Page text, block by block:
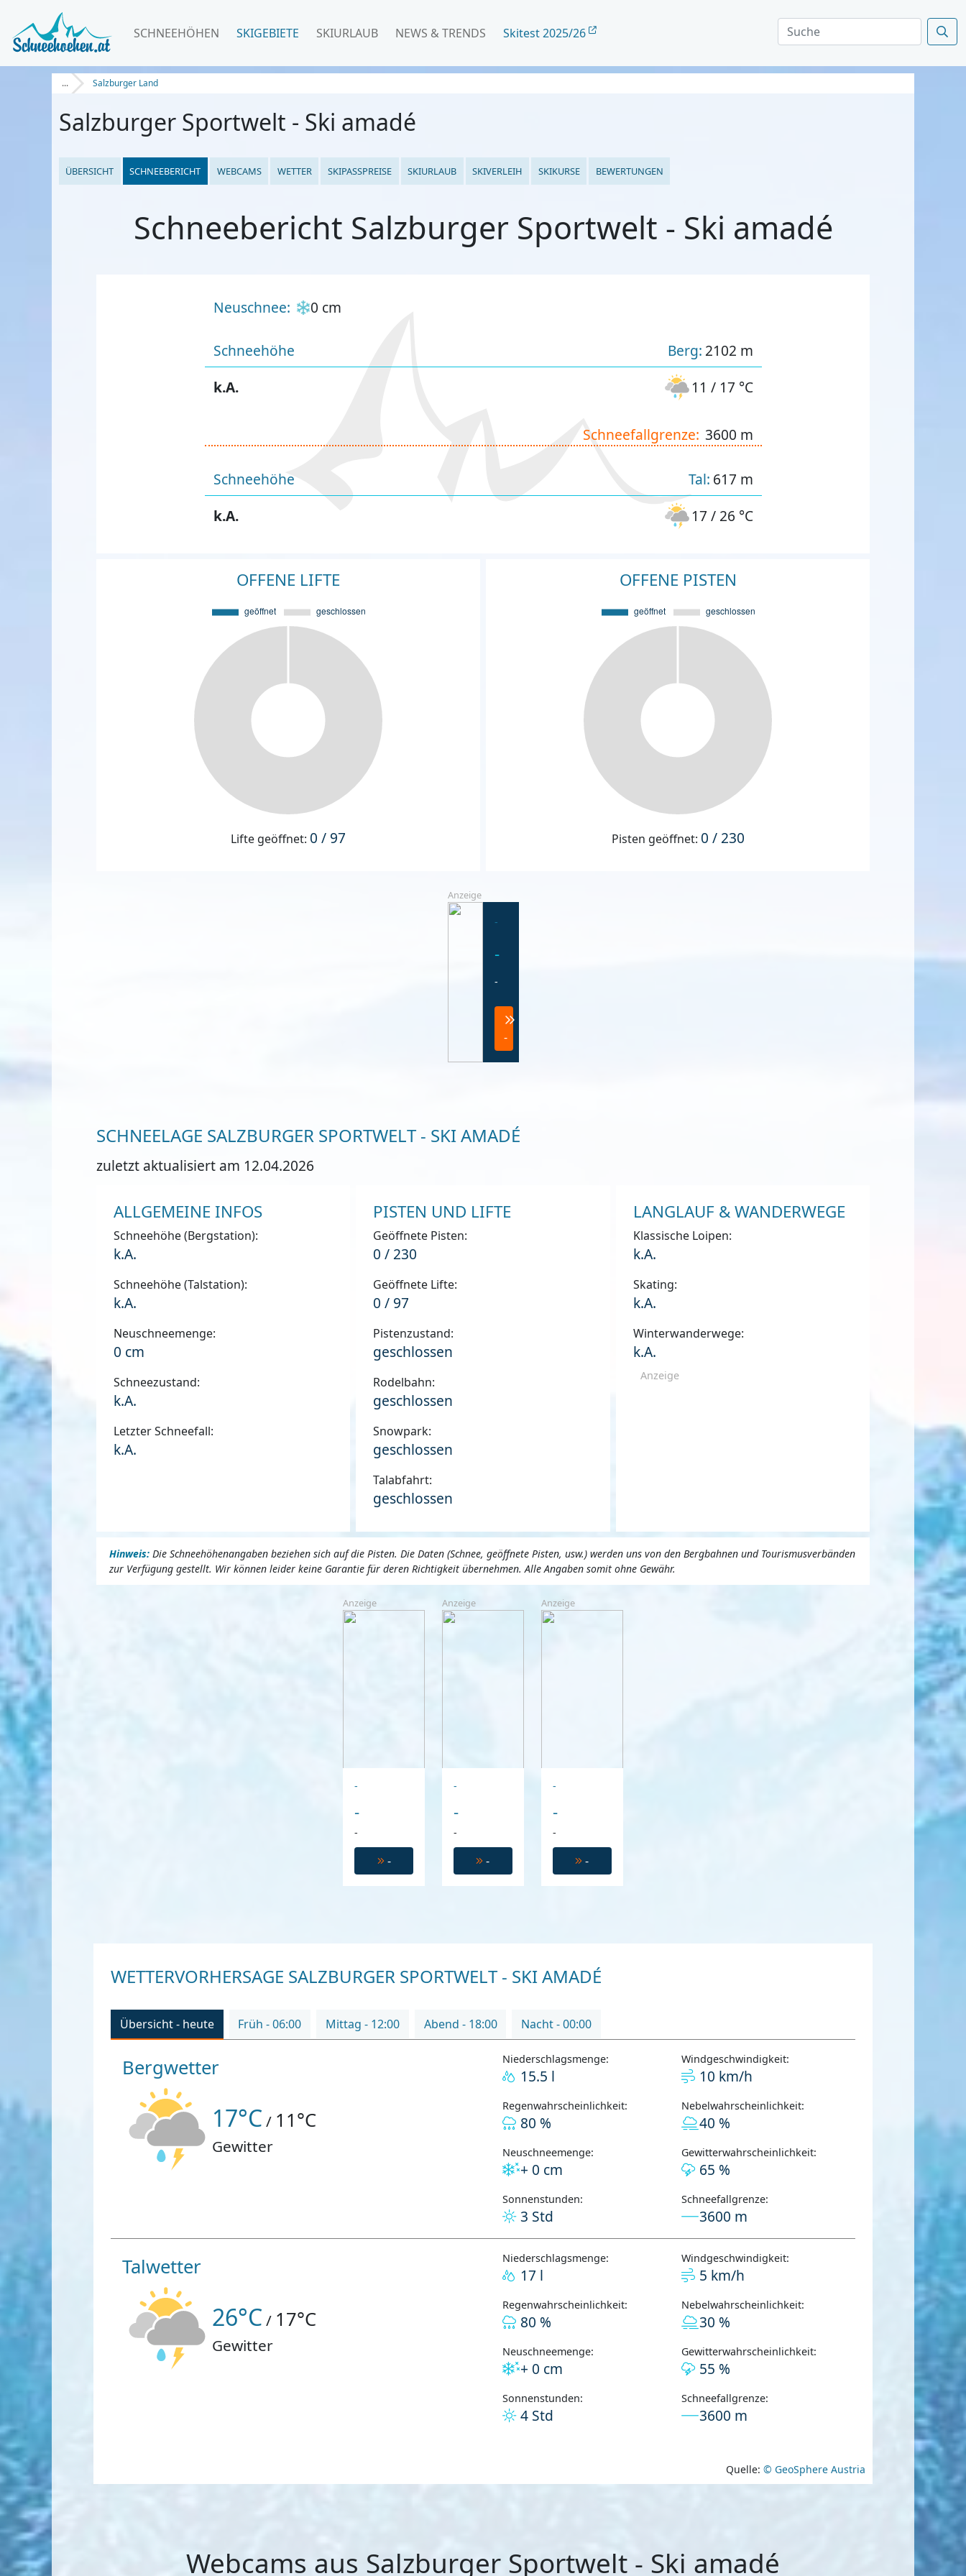
SCHNEEHÖHEN SKIGEBIETE SKIURLAUB NEWS & TRENDS Skitest 2025/26
... Salzburger Land
Salzburger Sportwelt - Ski amadé
ÜBERSICHT SCHNEEBERICHT WEBCAMS WETTER SKIPASSPREISE SKIURLAUB SKIVERLEIH SKIKURSE BEWERTUNGEN
Schneebericht Salzburger Sportwelt - Ski amadé
Neuschnee: 0 cm
Schneehöhe Berg: 2102 m
k.A.
11 / 17 °C
Schneefallgrenze: 3600 m
Schneehöhe Tal: 617 m
k.A.
17 / 26 °C
OFFENE LIFTE
Lifte geöffnet: 0 / 97
OFFENE PISTEN
Pisten geöffnet: 0 / 230
Anzeige
-
-
-
-
SCHNEELAGE SALZBURGER SPORTWELT - SKI AMADÉ
zuletzt aktualisiert am 12.04.2026
ALLGEMEINE INFOS
Schneehöhe (Bergstation):
k.A.
Schneehöhe (Talstation):
k.A.
Neuschneemenge:
0 cm
Schneezustand:
k.A.
Letzter Schneefall:
k.A.
PISTEN UND LIFTE
Geöffnete Pisten:
0 / 230
Geöffnete Lifte:
0 / 97
Pistenzustand:
geschlossen
Rodelbahn:
geschlossen
Snowpark:
geschlossen
Talabfahrt:
geschlossen
LANGLAUF & WANDERWEGE
Klassische Loipen:
k.A.
Skating:
k.A.
Winterwanderwege:
k.A.
Anzeige
Hinweis: Die Schneehöhenangaben beziehen sich auf die Pisten. Die Daten (Schnee, geöffnete Pisten, usw.) werden uns von den Bergbahnen und Tourismusverbänden
zur Verfügung gestellt. Wir können leider keine Garantie für deren Richtigkeit übernehmen. Alle Angaben somit ohne Gewähr.
Anzeige
-
-
-
-
Anzeige
-
-
-
-
Anzeige
-
-
-
-
WETTERVORHERSAGE SALZBURGER SPORTWELT - SKI AMADÉ
Übersicht - heute Früh - 06:00 Mittag - 12:00 Abend - 18:00 Nacht - 00:00
Bergwetter
17°C / 11°C
Gewitter
Niederschlagsmenge:
15.5 l
Regenwahrscheinlichkeit:
80 %
Neuschneemenge:
+ 0 cm
Sonnenstunden:
3 Std
Windgeschwindigkeit:
10 km/h
Nebelwahrscheinlichkeit:
40 %
Gewitterwahrscheinlichkeit:
65 %
Schneefallgrenze:
3600 m
Talwetter
26°C / 17°C
Gewitter
Niederschlagsmenge:
17 l
Regenwahrscheinlichkeit:
80 %
Neuschneemenge:
+ 0 cm
Sonnenstunden:
4 Std
Windgeschwindigkeit:
5 km/h
Nebelwahrscheinlichkeit:
30 %
Gewitterwahrscheinlichkeit:
55 %
Schneefallgrenze:
3600 m
Quelle: © GeoSphere Austria
Webcams aus Salzburger Sportwelt - Ski amadé